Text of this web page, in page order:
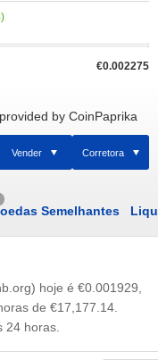
€0.002275
by CoinPaprika
Vender Corretora
Semelhantes
hoje é €0.001929
de €17,177.14
24 horas.